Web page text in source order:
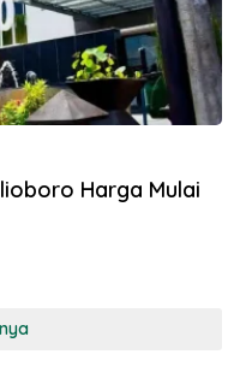
Harga Mulai